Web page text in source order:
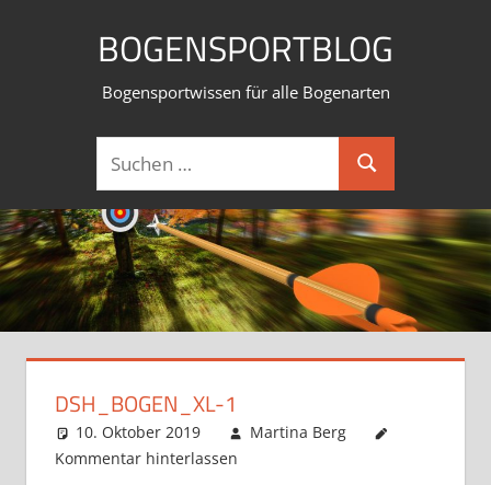
BOGENSPORTBLOG
Bogensportwissen für alle Bogenarten
Suchen
nach:
Suchen
DSH_BOGEN_XL-1
10. Oktober 2019
Martina Berg
Kommentar hinterlassen